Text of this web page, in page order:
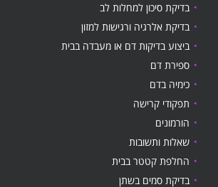
בדיקת סיכון למחלות לב
בדיקת אלרגיה ורגישות למזון
ביצוע בדיקות דם או מעבדה בבית
ספירת דם
כימיה בדם
תפקודי קרישה
הורמונים
שאלות ותשובות
החלפת קטטר בבית
בדיקת סמים בשתן